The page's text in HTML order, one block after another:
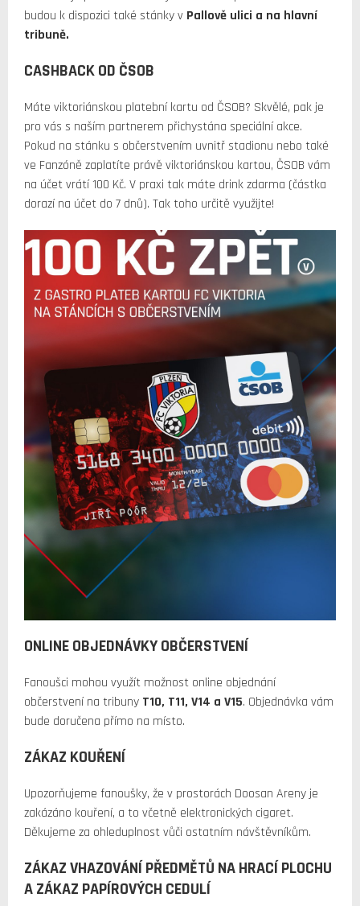
budou k dispozici také stánky v Pallově ulici a na hlavní
tribuně.
CASHBACK OD ČSOB
Máte viktoriánskou platební kartu od ČSOB? Skvělé, pak je
pro vás s naším partnerem přichystána speciální akce.
Pokud na stánku s občerstvením uvnitř stadionu nebo také
ve Fanzóně zaplatíte právě viktoriánskou kartou, ČSOB vám
na účet vrátí 100 Kč. V praxi tak máte drink zdarma (částka
dorazí na účet do 7 dnů). Tak toho určitě využijte!
ONLINE OBJEDNÁVKY OBČERSTVENÍ
Fanoušci mohou využít možnost online objednání
občerstvení na tribuny T10, T11, V14 a V15. Objednávka vám
bude doručena přímo na místo.
ZÁKAZ KOUŘENÍ
Upozorňujeme fanoušky, že v prostorách Doosan Areny je
zakázáno kouření, a to včetně elektronických cigaret.
Děkujeme za ohleduplnost vůči ostatním návštěvníkům.
ZÁKAZ VHAZOVÁNÍ PŘEDMĚTŮ NA HRACÍ PLOCHU
A ZÁKAZ PAPÍROVÝCH CEDULÍ